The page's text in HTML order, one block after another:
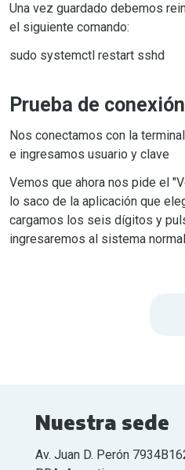
Una vez guardado debemos
el siguiente comando:
sudo systemctl restart sshd
Prueba de conexión
Nos conectamos con la
e ingresamos usuario y clave
Vemos que ahora nos pide el
lo saco de la aplicación que
cargamos los seis dígitos y
ingresaremos al sistema
Nuestra sede
Av. Juan D. Perón